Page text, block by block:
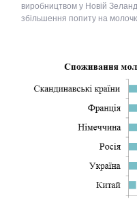
виробництвом у Новій
збільшення попиту на молочку